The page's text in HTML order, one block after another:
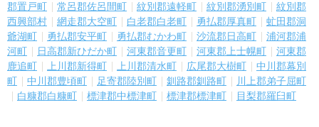
郡置戸町
常呂郡佐呂間町 紋別郡遠軽町 紋別郡湧別町
紋別郡
西興部村
網走郡大空町 白老郡白老町 勇払郡厚真町
虻田郡洞
爺湖町
勇払郡安平町 勇払郡むかわ町 沙流郡日高町
浦河郡浦
河町
日高郡新ひだか町 河東郡音更町 河東郡上士幌町
河東郡
鹿追町
上川郡新得町 上川郡清水町 広尾郡大樹町
中川郡幕別
町
中川郡豊頃町 足寄郡陸別町 釧路郡釧路町
川上郡弟子屈町
白糠郡白糠町
標津郡中標津町 標津郡標津町 目梨郡羅臼町